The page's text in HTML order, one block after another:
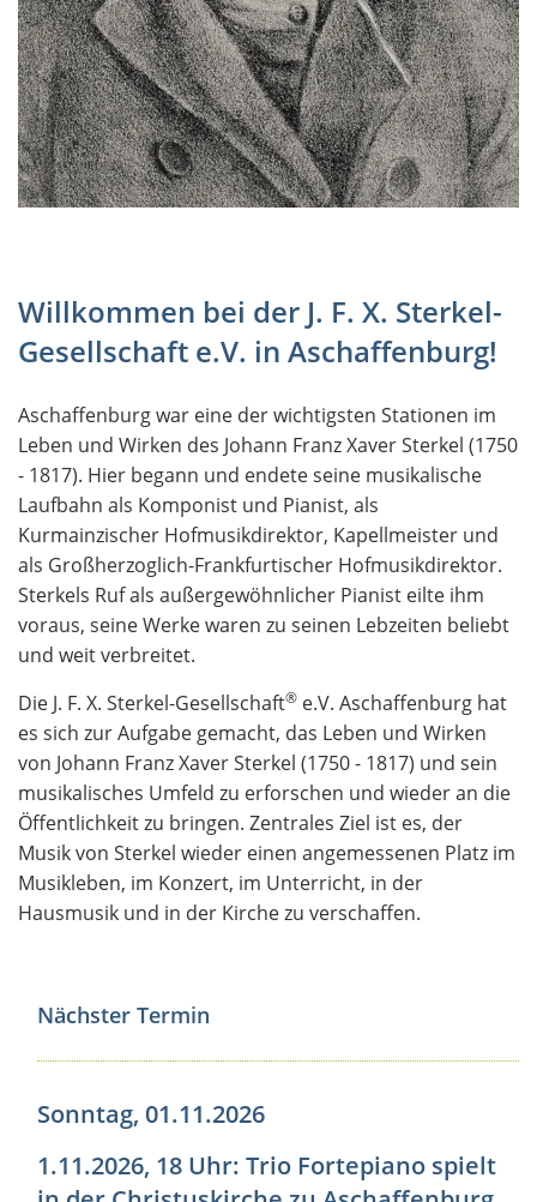
Willkommen bei der J. F. X. Sterkel-
Gesellschaft e.V. in Aschaffenburg!
Aschaffenburg war eine der wichtigsten Stationen im
Leben und Wirken des Johann Franz Xaver Sterkel (1750
- 1817). Hier begann und endete seine musikalische
Laufbahn als Komponist und Pianist, als
Kurmainzischer Hofmusikdirektor, Kapellmeister und
als Großherzoglich-Frankfurtischer Hofmusikdirektor.
Sterkels Ruf als außergewöhnlicher Pianist eilte ihm
voraus, seine Werke waren zu seinen Lebzeiten beliebt
und weit verbreitet.
Die J. F. X. Sterkel-Gesellschaft® e.V. Aschaffenburg hat
es sich zur Aufgabe gemacht, das Leben und Wirken
von Johann Franz Xaver Sterkel (1750 - 1817) und sein
musikalisches Umfeld zu erforschen und wieder an die
Öffentlichkeit zu bringen. Zentrales Ziel ist es, der
Musik von Sterkel wieder einen angemessenen Platz im
Musikleben, im Konzert, im Unterricht, in der
Hausmusik und in der Kirche zu verschaffen.
Nächster Termin
Sonntag, 01.11.2026
1.11.2026, 18 Uhr: Trio Fortepiano spielt